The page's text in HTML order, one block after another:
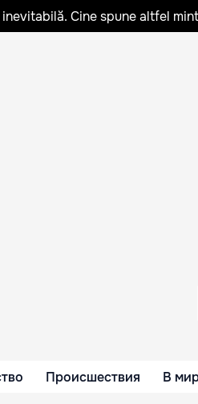
Cine spune altfel
Происшествия В